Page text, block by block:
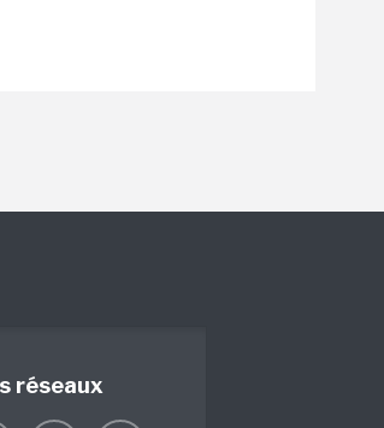
réseaux